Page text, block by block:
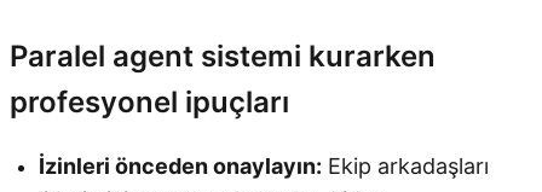
Paralel agent sistemi kurarken
profesyonel ipuçları
İzinleri önceden onaylayın: Ekip arkadaşları